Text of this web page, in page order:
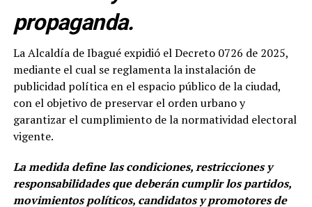
propaganda.
La Alcaldía de Ibagué expidió el Decreto 0726 de 2025,
mediante el cual se reglamenta la instalación de
publicidad política en el espacio público de la ciudad,
con el objetivo de preservar el orden urbano y
garantizar el cumplimiento de la normatividad electoral
vigente.
La medida define las condiciones, restricciones y
responsabilidades que deberán cumplir los partidos,
movimientos políticos, candidatos y promotores de